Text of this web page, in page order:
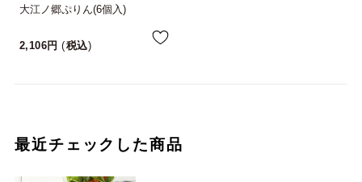
大江ノ郷ぷりん(6個入)
2,106 税込
最近チェックした商品